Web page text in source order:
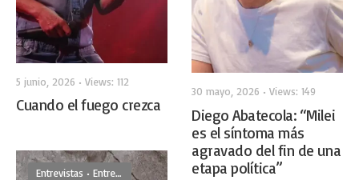
5 junio, 2026 • Views: 112
Cuando el fuego crezca
30 mayo, 2026 • Views: 149
Diego Abatecola: “Milei
es el síntoma más
agravado del fin de una
etapa política”
Entrevistas • Entrevistas De Frente